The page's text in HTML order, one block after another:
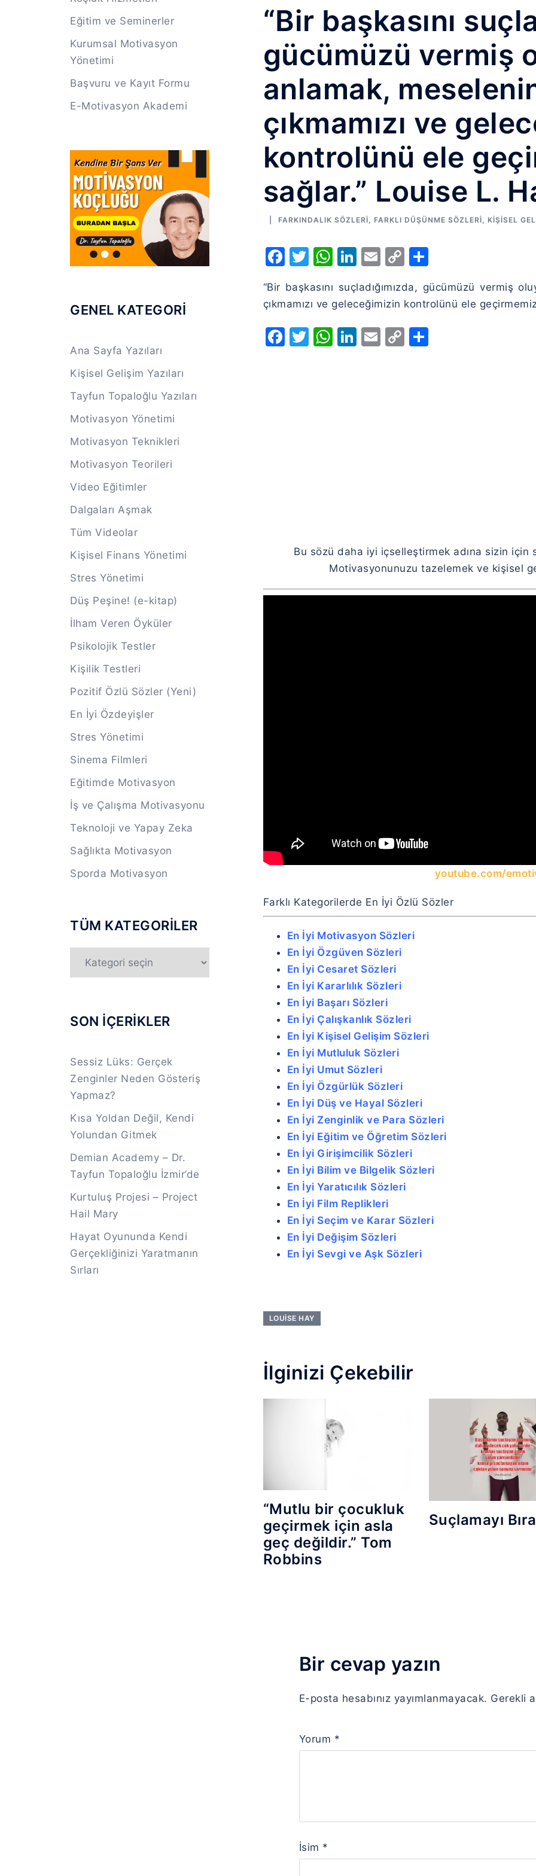
“Bir başkasını
gücümüzü vermiş
anlamak,
çıkmamızı ve
kontrolünü ele
sağlar.” Louise L.
FARKINDALIK SÖZLERI FARKLI DÜŞÜNME SÖZLERI KIŞISEL
Facebook
Twitter
WhatsApp
LinkedIn
Email
CopyShare
“Bir başkasını suçladığımızda, gücümüzü vermiş
çıkmamızı ve geleceğimizin kontrolünü ele
Facebook
Twitter
WhatsApp
LinkedIn
Email
CopyShare
Bu sözü daha iyi içselleştirmek adına sizin için
Motivasyonunuzu tazelemek ve kişisel
youtube.com/
Farklı Kategorilerde En İyi Özlü Sözler
En İyi Motivasyon Sözleri
En İyi Özgüven Sözleri
En İyi Cesaret Sözleri
En İyi Kararlılık Sözleri
En İyi Başarı Sözleri
En İyi Çalışkanlık Sözleri
En İyi Kişisel Gelişim Sözleri
En İyi Mutluluk Sözleri
En İyi Umut Sözleri
En İyi Özgürlük Sözleri
En İyi Düş ve Hayal Sözleri
En İyi Zenginlik ve Para Sözleri
En İyi Eğitim ve Öğretim Sözleri
En İyi Girişimcilik Sözleri
En İyi Bilim ve Bilgelik Sözleri
En İyi Yaratıcılık Sözleri
En İyi Film Replikleri
En İyi Seçim ve Karar Sözleri
En İyi Değişim Sözleri
En İyi Sevgi ve Aşk Sözleri
LOUISE HAY
İlginizi Çekebilir
“Mutlu bir çocukluk
geçirmek için asla
geç değildir.” Tom
Robbins
Suçlamayı
Bir cevap yazın
E-posta hesabınız yayımlanmayacak. Gerekli
Yorum *
İsim *
Eğitim ve Seminerler
Kurumsal Motivasyon
Yönetimi
Başvuru ve Kayıt Formu
E-Motivasyon Akademi
GENEL KATEGORİ
Ana Sayfa Yazıları
Kişisel Gelişim Yazıları
Tayfun Topaloğlu Yazıları
Motivasyon Yönetimi
Motivasyon Teknikleri
Motivasyon Teorileri
Video Eğitimler
Dalgaları Aşmak
Tüm Videolar
Kişisel Finans Yönetimi
Stres Yönetimi
Düş Peşine! (e-kitap)
İlham Veren Öyküler
Psikolojik Testler
Kişilik Testleri
Pozitif Özlü Sözler (Yeni)
En İyi Özdeyişler
Stres Yönetimi
Sinema Filmleri
Eğitimde Motivasyon
İş ve Çalışma Motivasyonu
Teknoloji ve Yapay Zeka
Sağlıkta Motivasyon
Sporda Motivasyon
TÜM KATEGORİLER
KATEGORİLER
SON İÇERİKLER
Sessiz Lüks: Gerçek
Zenginler Neden Gösteriş
Yapmaz?
Kısa Yoldan Değil, Kendi
Yolundan Gitmek
Demian Academy – Dr.
Tayfun Topaloğlu İzmir’de
Kurtuluş Projesi – Project
Hail Mary
Hayat Oyununda Kendi
Gerçekliğinizi Yaratmanın
Sırları